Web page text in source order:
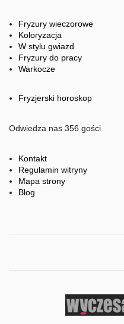
Fryzury wieczorowe
Koloryzacja
W stylu gwiazd
Fryzury do pracy
Warkocze
Fryzjerski horoskop
Odwiedza nas 356 gości
Kontakt
Regulamin witryny
Mapa strony
Blog
fryzjerzy'